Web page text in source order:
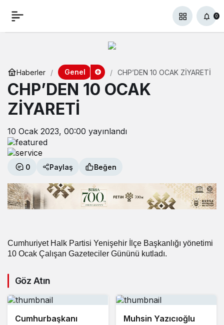
0
Haberler Genel CHP’DEN 10 OCAK ZİYARETİ
CHP’DEN 10 OCAK
ZİYARETİ
10 Ocak 2023, 00:00 yayınlandı
0 Paylaş Beğen
Cumhuriyet Halk Partisi Yenişehir İlçe Başkanlığı yönetimi
10 Ocak Çalışan Gazeteciler Gününü kutladı.
Göz Atın
Cumhurbaşkanı
Muhsin Yazıcıoğlu